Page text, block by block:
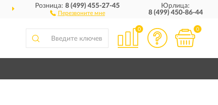
ДОСТАВИМ ПО ВСЕЙ РОССИИ
Розница:8 (499) 455-27-45
Перезвоните мне
Юрлица:
8 (499) 450-86-44
0 0